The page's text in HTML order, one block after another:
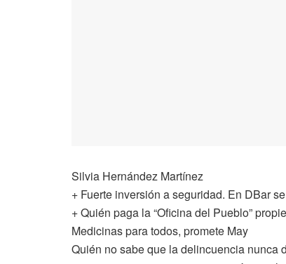
Silvia Hernández Martínez
+ Fuerte inversión a seguridad. En DBar
+ Quién paga la “Oficina del Pueblo”
Medicinas para todos, promete May
Quién no sabe que la delincuencia nunca